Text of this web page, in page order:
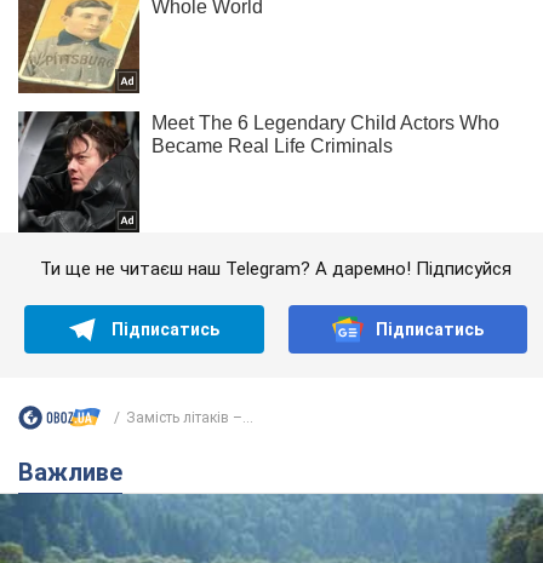
Ти ще не читаєш наш Telegram? А даремно! Підписуйся
Підписатись Підписатись
Замість літаків –...
Важливе